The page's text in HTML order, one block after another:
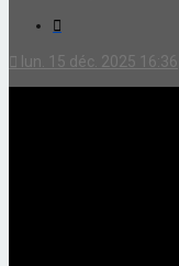
lun. 15 déc. 2025 16:36